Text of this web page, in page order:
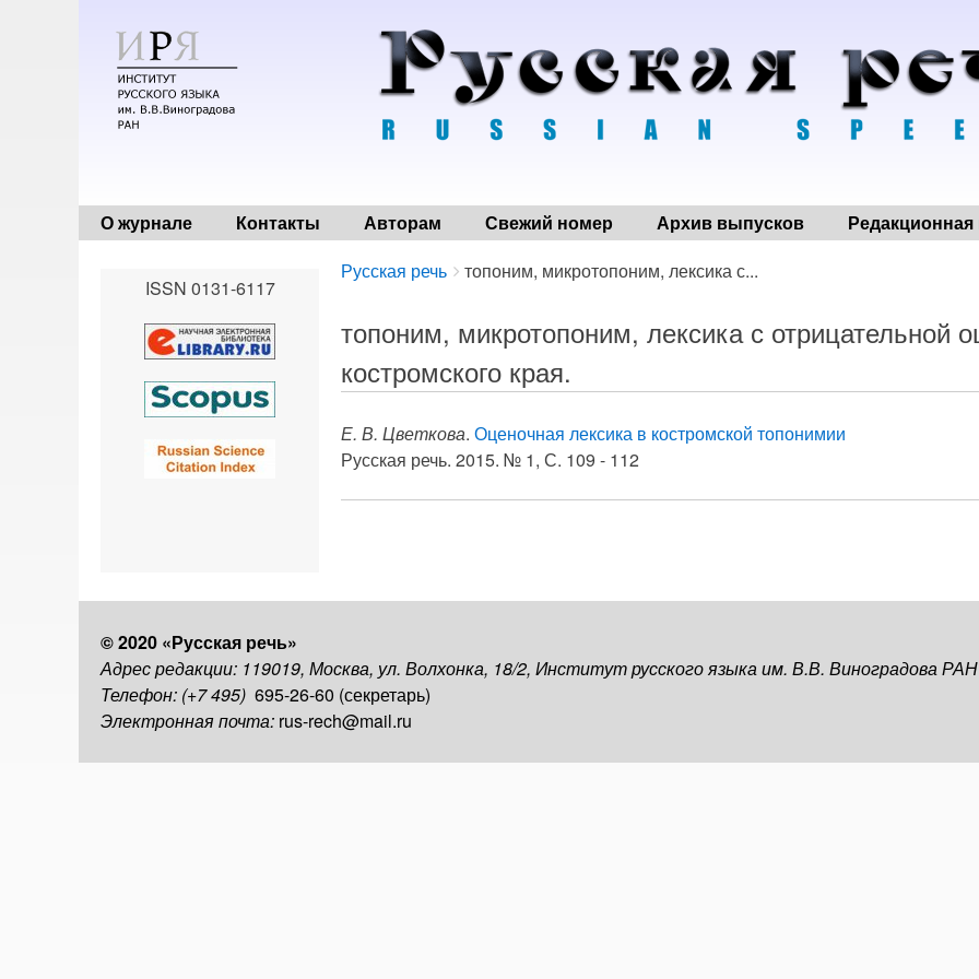
О журнале Контакты Авторам Свежий номер Архив выпусков Редакционная
Breadcrumbs
You
here:
Русская речь топоним, микротопоним, лексика с...
топоним, микротопоним, лексика с отрицательной
костромского края.
Е. В. Цветкова. Оценочная лексика в костромской топонимии
Русская речь. 2015. № 1, С. 109 - 112
ISSN 0131-6117
© 2020 «Русская речь»
Адрес редакции: 119019, Москва, ул. Волхонка, 18/2, Институт русского языка им. В.В. Виноградова РАН
Телефон: (+7 495) 695-26-60 (секретарь)
Электронная почта: rus-rech@mail.ru